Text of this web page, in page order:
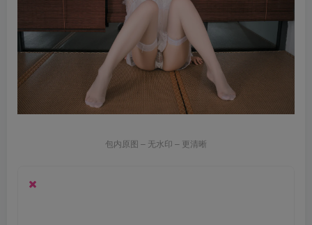
包内原图 – 无水印 – 更清晰